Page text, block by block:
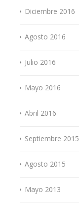
Diciembre 2016
Agosto 2016
Julio 2016
Mayo 2016
Abril 2016
Septiembre 2015
Agosto 2015
Mayo 2013